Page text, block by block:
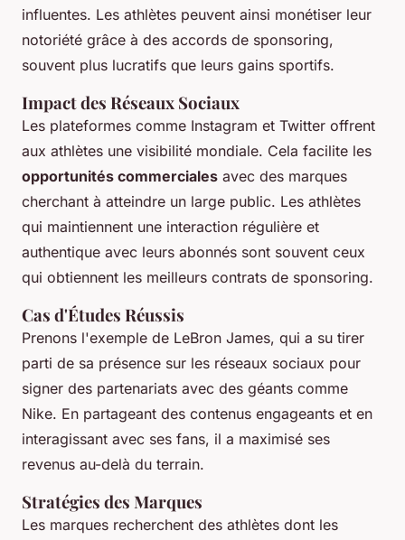
influentes. Les athlètes peuvent ainsi monétiser leur
notoriété grâce à des accords de sponsoring,
souvent plus lucratifs que leurs gains sportifs.
Impact des Réseaux Sociaux
Les plateformes comme Instagram et Twitter offrent
aux athlètes une visibilité mondiale. Cela facilite les
opportunités commerciales avec des marques
cherchant à atteindre un large public. Les athlètes
qui maintiennent une interaction régulière et
authentique avec leurs abonnés sont souvent ceux
qui obtiennent les meilleurs contrats de sponsoring.
Cas d'Études Réussis
Prenons l'exemple de LeBron James, qui a su tirer
parti de sa présence sur les réseaux sociaux pour
signer des partenariats avec des géants comme
Nike. En partageant des contenus engageants et en
interagissant avec ses fans, il a maximisé ses
revenus au-delà du terrain.
Stratégies des Marques
Les marques recherchent des athlètes dont les